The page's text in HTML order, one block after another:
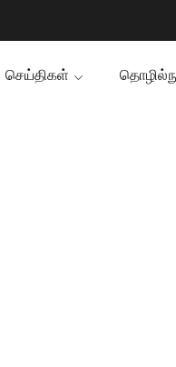
செய்திகள்